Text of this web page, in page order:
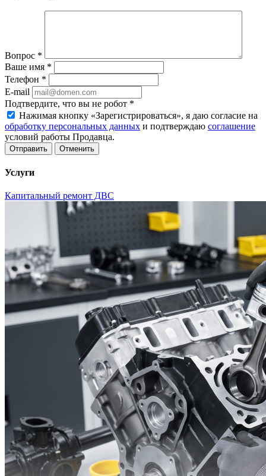
Вопрос *
Ваше имя *
Телефон *
E-mail
Подтвердите, что вы не робот *
Нажимая кнопку «Зарегистрироваться», я даю согласие на
обработку персональных данных и подтверждаю соглашение
условий работы Продавца.
Отменить
Услуги
Капитальный ремонт ДВС